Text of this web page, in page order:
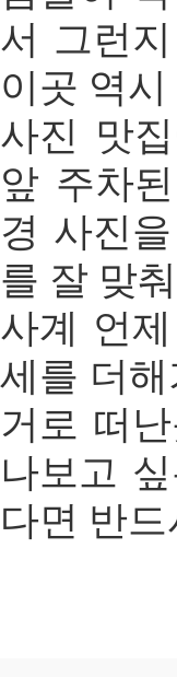
서 그런
이곳 역
사진 맛
앞 주차
경 사진
를 잘 맞
사계 언
세를 더
거로 떠
나보고
다면 반